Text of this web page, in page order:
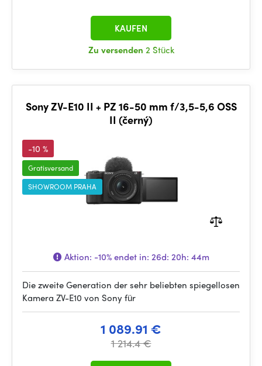
Zu versenden 2 Stück
KAUFEN
Sony ZV-E10 II + PZ 16-50 mm f/3,5-5,6 OSS
II (černý)
-10 %
Gratisversand
SHOWROOM PRAHA
Aktion: -10%endet in: 26d: 20h: 44m
Die zweite Generation der sehr beliebten spiegellosen
Kamera ZV-E10 von Sony für
1 089.91 €
1 214.4 €